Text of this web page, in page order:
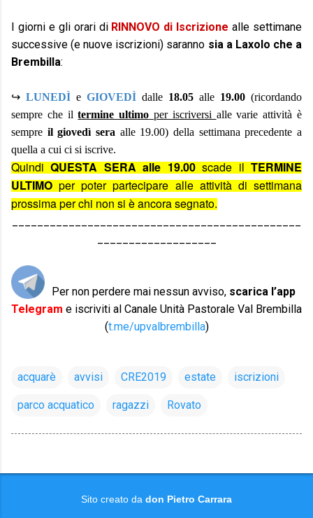
I giorni e gli orari di RINNOVO di Iscrizione alle settimane
successive (e nuove iscrizioni) saranno sia a Laxolo che a
Brembilla:
↪ LUNEDÌ e GIOVEDÌ dalle 18.05 alle 19.00 (ricordando
sempre che iltermine ultimo per iscriversi alle varie attività è
sempre il giovedì sera alle 19.00) della settimana precedente a
quella a cui ci si iscrive.
QuindiQUESTA SERA alle 19.00scade ilTERMINE
ULTIMOper poter partecipare alle attività di settimana
prossima per chi non si è ancora segnato.
Per non perdere mai nessun avviso, scarica l’app
Telegram e iscriviti al Canale Unità Pastorale Val Brembilla
(t.me/upvalbrembilla)
acquarè avvisi CRE2019 estate iscrizioni
parco acquatico ragazzi Rovato
Sito creato da don Pietro Carrara